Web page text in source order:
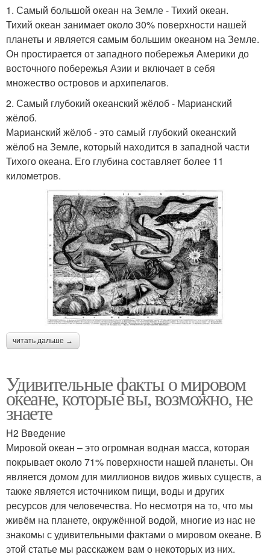
1. Самый большой океан на Земле - Тихий океан.
Тихий океан занимает около 30% поверхности нашей
планеты и является самым большим океаном на Земле.
Он простирается от западного побережья Америки до
восточного побережья Азии и включает в себя
множество островов и архипелагов.
2. Самый глубокий океанский жёлоб - Марианский
жёлоб.
Марианский жёлоб - это самый глубокий океанский
жёлоб на Земле, который находится в западной части
Тихого океана. Его глубина составляет более 11
километров.
читать дальше →
Удивительные факты о мировом
океане, которые вы, возможно, не
знаете
H2 Введение
Мировой океан – это огромная водная масса, которая
покрывает около 71% поверхности нашей планеты. Он
является домом для миллионов видов живых существ, а
также является источником пищи, воды и других
ресурсов для человечества. Но несмотря на то, что мы
живём на планете, окружённой водой, многие из нас не
знакомы с удивительными фактами о мировом океане. В
этой статье мы расскажем вам о некоторых из них.